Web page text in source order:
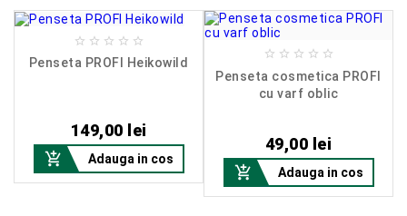
    
Penseta PROFI Heikowild
149,00 lei
 Adauga in cos
    
Penseta cosmetica PROFI
cu varf oblic
49,00 lei
 Adauga in cos